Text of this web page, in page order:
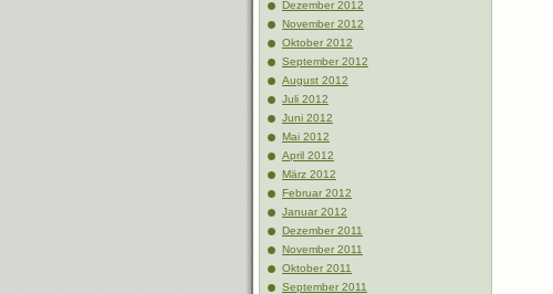
Dezember 2012
November 2012
Oktober 2012
September 2012
August 2012
Juli 2012
Juni 2012
Mai 2012
April 2012
März 2012
Februar 2012
Januar 2012
Dezember 2011
November 2011
Oktober 2011
September 2011